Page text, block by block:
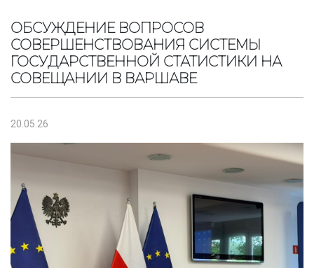
ОБСУЖДЕНИЕ ВОПРОСОВ
СОВЕРШЕНСТВОВАНИЯ СИСТЕМЫ
ГОСУДАРСТВЕННОЙ СТАТИСТИКИ НА
СОВЕЩАНИИ В ВАРШАВЕ
20.05.26